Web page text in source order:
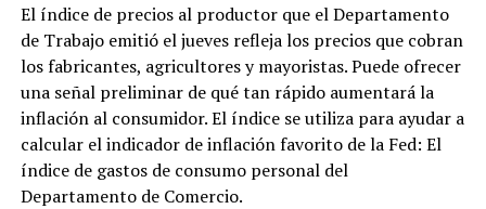
El índice de precios al productor que el Departamento
de Trabajo emitió el jueves refleja los precios que cobran
los fabricantes, agricultores y mayoristas. Puede ofrecer
una señal preliminar de qué tan rápido aumentará la
inflación al consumidor. El índice se utiliza para ayudar a
calcular el indicador de inflación favorito de la Fed: El
índice de gastos de consumo personal del
Departamento de Comercio.